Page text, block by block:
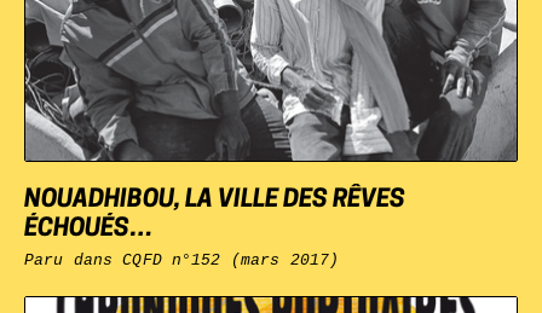
NOUADHIBOU, LA VILLE DES RÊVES
ÉCHOUÉS…
Paru dansCQFDn°152 (mars 2017)